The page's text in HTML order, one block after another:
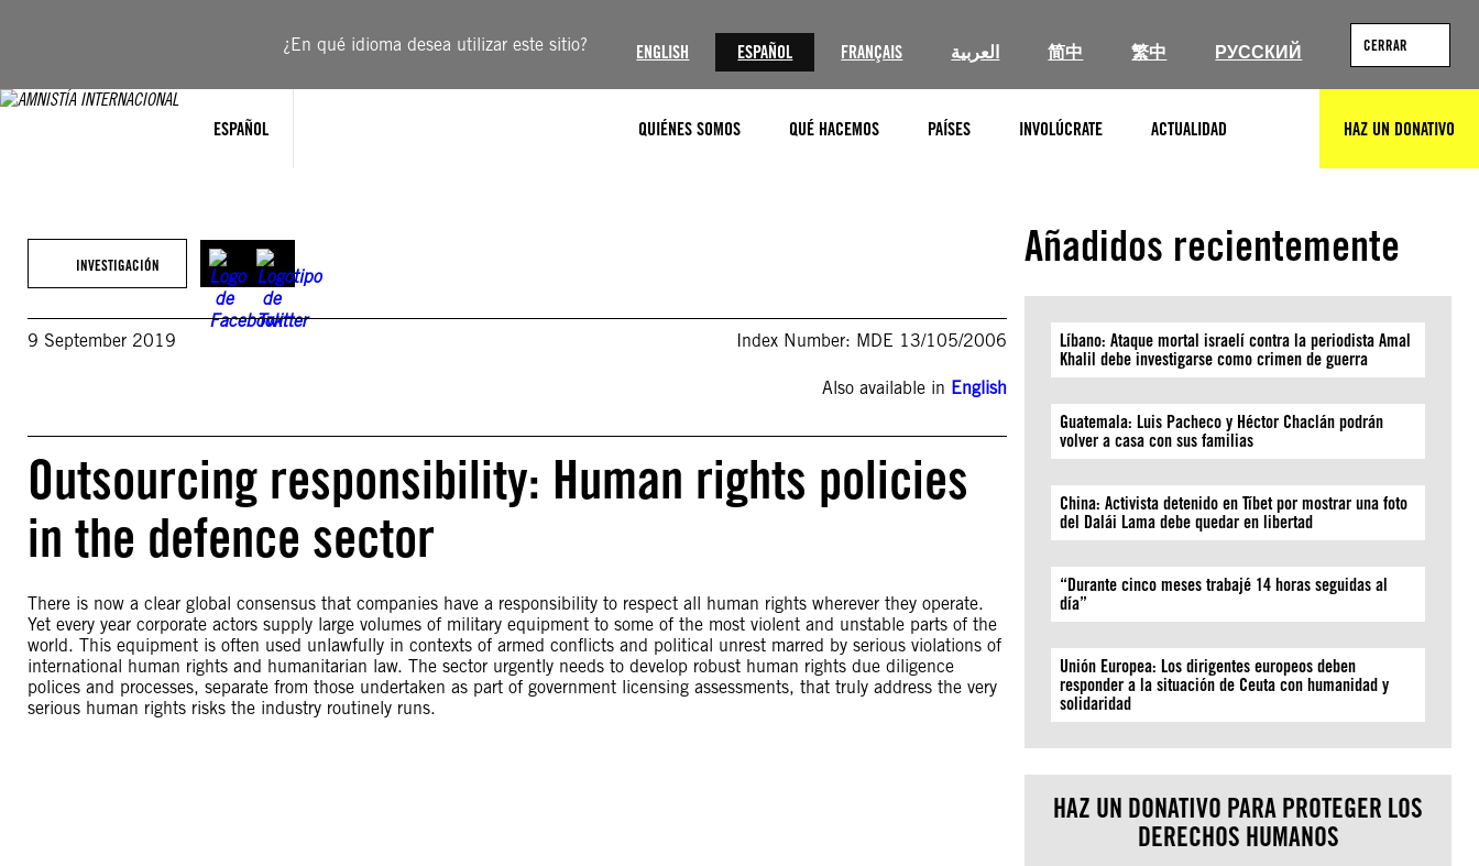
¿En qué idioma desea utilizar este sitio? ENGLISH ESPAÑOL FRANÇAIS العربية 简中 繁中 РУССКИЙ CERRAR
ESPAÑOL QUIÉNES SOMOS QUÉ HACEMOS PAÍSES INVOLÚCRATE ACTUALIDAD HAZ UN DONATIVO
INVESTIGACIÓN
9 September 2019 Index Number: MDE 13/105/2006
Also available in English
Outsourcing responsibility: Human rights policies
in the defence sector
There is now a clear global consensus that companies have a responsibility to respect all human rights wherever they operate.
Yet every year corporate actors supply large volumes of military equipment to some of the most violent and unstable parts of the
world. This equipment is often used unlawfully in contexts of armed conflicts and political unrest marred by serious violations of
international human rights and humanitarian law. The sector urgently needs to develop robust human rights due diligence
polices and processes, separate from those undertaken as part of government licensing assessments, that truly address the very
serious human rights risks the industry routinely runs.
Añadidos recientemente
Líbano: Ataque mortal israelí contra la periodista Amal
Khalil debe investigarse como crimen de guerra
Guatemala: Luis Pacheco y Héctor Chaclán podrán
volver a casa con sus familias
China: Activista detenido en Tíbet por mostrar una foto
del Dalái Lama debe quedar en libertad
“Durante cinco meses trabajé 14 horas seguidas al
día”
Unión Europea: Los dirigentes europeos deben
responder a la situación de Ceuta con humanidad y
solidaridad
HAZ UN DONATIVO PARA PROTEGER LOS
DERECHOS HUMANOS